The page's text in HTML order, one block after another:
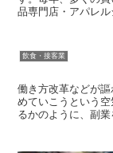
品専門店・アパレル
飲食・接客業
働き方改革などが
めていこうという
るかのように、副